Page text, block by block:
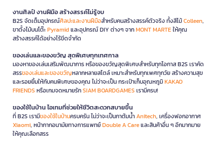
งานศิลป์ งานฝีมือ สร้างสรรค์ไม่รู้จบ
B2S จัดเต็มอุปกรณ์ศิลปะและงานฝีมือสำหรับคนสร้างสรรค์ตัวจริง ทั้งสีไม้Colleen,
ขาตั้งไม้บนโต๊ะPyramidและอุปกรณ์ DIY ต่างๆ จากMONT MARTEให้คุณ
สร้างสรรค์ได้อย่างไร้ขีดจำกัด
ของเล่นและของขวัญ สุดพิเศษทุกเทศกาล
มองหาของเล่นเสริมพัฒนาการ หรือของขวัญสุดพิเศษสำหรับทุกโอกาส B2S เราคัด
สรรของเล่นและของขวัญหลากหลายสไตล์ เหมาะสำหรับทุกเพศทุกวัย สร้างความสุข
และรอยยิ้มให้กับคนพิเศษของคุณ ไม่ว่าจะเป็น กระเป๋าเก็บอุณหภูมิKAKAO
FRIENDS หรือเกมจดหมายรักSIAM BOARDGAMES เรามีครบ!
ของใช้ในบ้าน ไอเทมที่ช่วยให้ชีวิตสะดวกสบายขึ้น
ที่ B2S เรามีของใช้ในบ้านครบครัน ไม่ว่าจะเป็นกาต้มน้ำAnitech, เครื่องฟอกอากาศ
Xiaomi, หน้ากากอนามัยทางการแพทย์Double A Careและสินค้าอื่น ๆ อีกมากมาย
ให้คุณเลือกสรร